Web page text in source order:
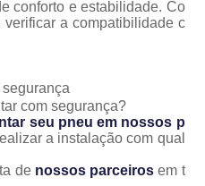
conforto e estabilidade. Co
a compatibilidade c
com segurança?
seu pneu em nossos p
a instalação com qual
denossos parceiros em t